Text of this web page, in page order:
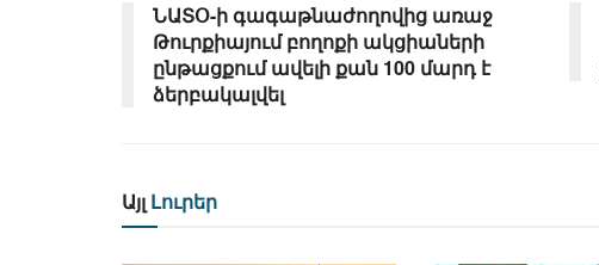
ՆԱՏՕ-ի գագաթնաժողովից առաջ
Թուրքիայում բողոքի ակցիաների
ընթացքում ավելի քան 100 մարդ է
ձերբակալվել
Այլ Լուրեր